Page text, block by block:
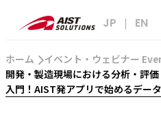
JP | EN
ホーム
イベント・ウェビナー
開発・製造現場における分析・評
入門！AIST発アプリで始めるデー